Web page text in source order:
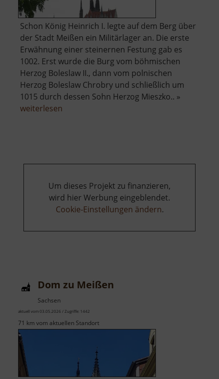
Schon König Heinrich I. legte auf dem Berg über
der Stadt Meißen ein Militärlager an. Die erste
Erwähnung einer steinernen Festung gab es
1002. Erst wurde die Burg vom böhmischen
Herzog Boleslaw II., dann vom polnischen
Herzog Boleslaw Chrobry und schließlich um
1015 durch dessen Sohn Herzog Mieszko.. »
weiterlesen
Um dieses Projekt zu finanzieren,
wird hier Werbung eingeblendet.
Cookie-Einstellungen ändern.
Dom zu Meißen
Sachsen
aktuell vom 03.05.2026 / Zugriffe: 1442
71 km vom aktuellen Standort